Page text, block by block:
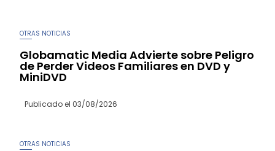
OTRAS NOTICIAS
Globamatic Media Advierte sobre Peligro
de Perder Videos Familiares en DVD y
MiniDVD
Publicado el 03/08/2026
OTRAS NOTICIAS